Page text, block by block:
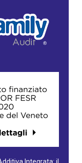
Integrata: il